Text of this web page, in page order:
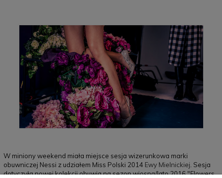
W miniony weekend miała miejsce sesja wizerunkowa marki
obuwniczej Nessi z udziałem Miss Polski 2014 Ewy Mielnickiej . Sesja
dotyczyła nowej kolekcji obuwia na sezon wiosna/lato 2016 "Flowers